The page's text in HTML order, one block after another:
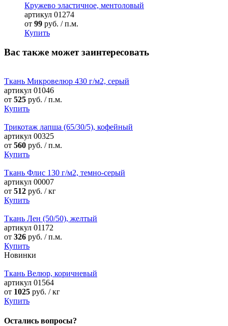
Кружево эластичное, ментоловый
артикул 01274
от 99 руб. / п.м.
Купить
Вас также может заинтересовать
Ткань Микровелюр 430 г/м2, серый
артикул 01046
от 525 руб. / п.м.
Купить
Трикотаж лапша (65/30/5), кофейный
артикул 00325
от 560 руб. / п.м.
Купить
Ткань Флис 130 г/м2, темно-серый
артикул 00007
от 512 руб. / кг
Купить
Ткань Лен (50/50), желтый
артикул 01172
от 326 руб. / п.м.
Купить
Новинки
Ткань Велюр, коричневый
артикул 01564
от 1025 руб. / кг
Купить
Остались вопросы?